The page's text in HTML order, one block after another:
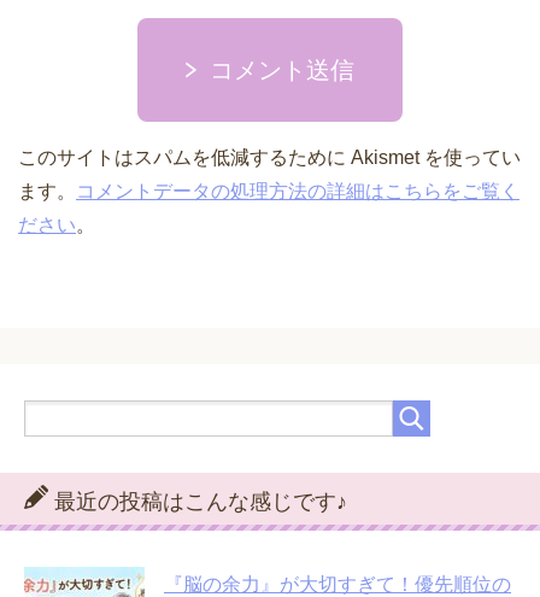
コメント送信
このサイトはスパムを低減するために Akismet を使ってい
ます。
コメントデータの処理方法の詳細はこちらをご覧く
ださい。
最近の投稿はこんな感じです♪
『脳の余力』が大切すぎて！優先順位の